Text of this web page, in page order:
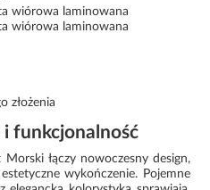
wiórowa laminowana
wiórowa laminowana
złożenia
i funkcjonalność
łączy nowoczesny design,
wykończenie. Pojemne